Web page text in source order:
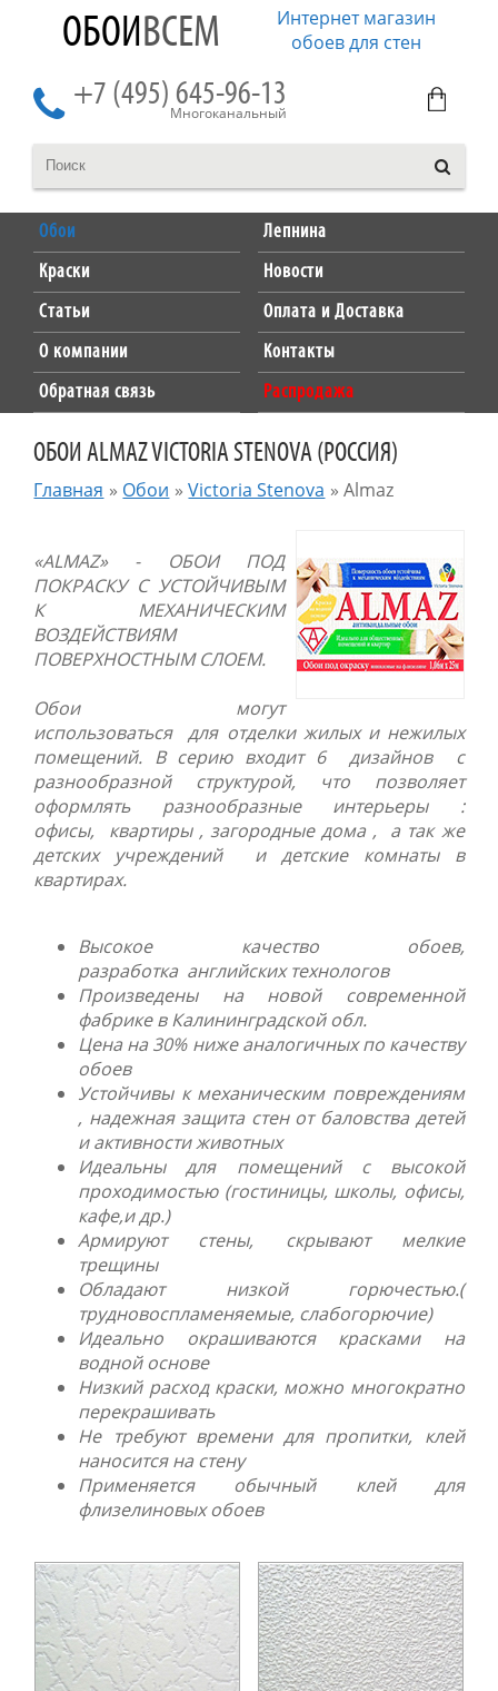
ОБОИВСЕМ
Интернет магазин
обоев для стен
+7 (495) 645-96-13
Многоканальный
Обои
Лепнина
Краски
Новости
Статьи
Оплата и Доставка
О компании
Контакты
Обратная связь
Распродажа
ОБОИ ALMAZ VICTORIA STENOVA (РОССИЯ)
Главная » Обои »Victoria Stenova »Almaz
«ALMAZ» - ОБОИ ПОД
ПОКРАСКУ С УСТОЙЧИВЫМ
К МЕХАНИЧЕСКИМ
ВОЗДЕЙСТВИЯМ
ПОВЕРХНОСТНЫМ СЛОЕМ.
Обои могут
использоваться для отделки жилых и нежилых
помещений. В серию входит 6 дизайнов с
разнообразной структурой, что позволяет
оформлять разнообразные интерьеры :
офисы, квартиры , загородные дома , а так же
детских учреждений и детские комнаты в
квартирах.
Высокое качество обоев,
разработка английских технологов
Произведены на новой современной
фабрике в Калининградской обл.
Цена на 30% ниже аналогичных по качеству
обоев
Устойчивы к механическим повреждениям
, надежная защита стен от баловства детей
и активности животных
Идеальны для помещений с высокой
проходимостью (гостиницы, школы, офисы,
кафе,и др.)
Армируют стены, скрывают мелкие
трещины
Обладают низкой горючестью.(
трудновоспламеняемые, слабогорючие)
Идеально окрашиваются красками на
водной основе
Низкий расход краски, можно многократно
перекрашивать
Не требуют времени для пропитки, клей
наносится на стену
Применяется обычный клей для
флизелиновых обоев